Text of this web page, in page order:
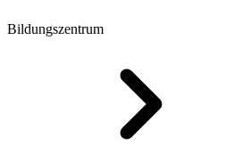
Bildungszentrum